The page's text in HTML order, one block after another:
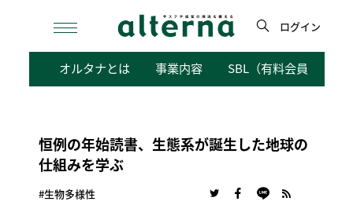
検
ログイン
オルタナとは 事業内容 SBL（有料会員向けサ
恒例の年始読書、生態系が誕生した地球の
仕組みを学ぶ
#生物多様性